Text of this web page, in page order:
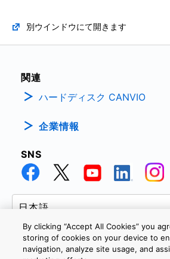
別ウインドウにて開きます
関連
ハードディスク CANVIO
企業情報
SNS
By clicking “Accept All Cookies” you
storing of cookies on your device to
navigation, analyze site usage, and